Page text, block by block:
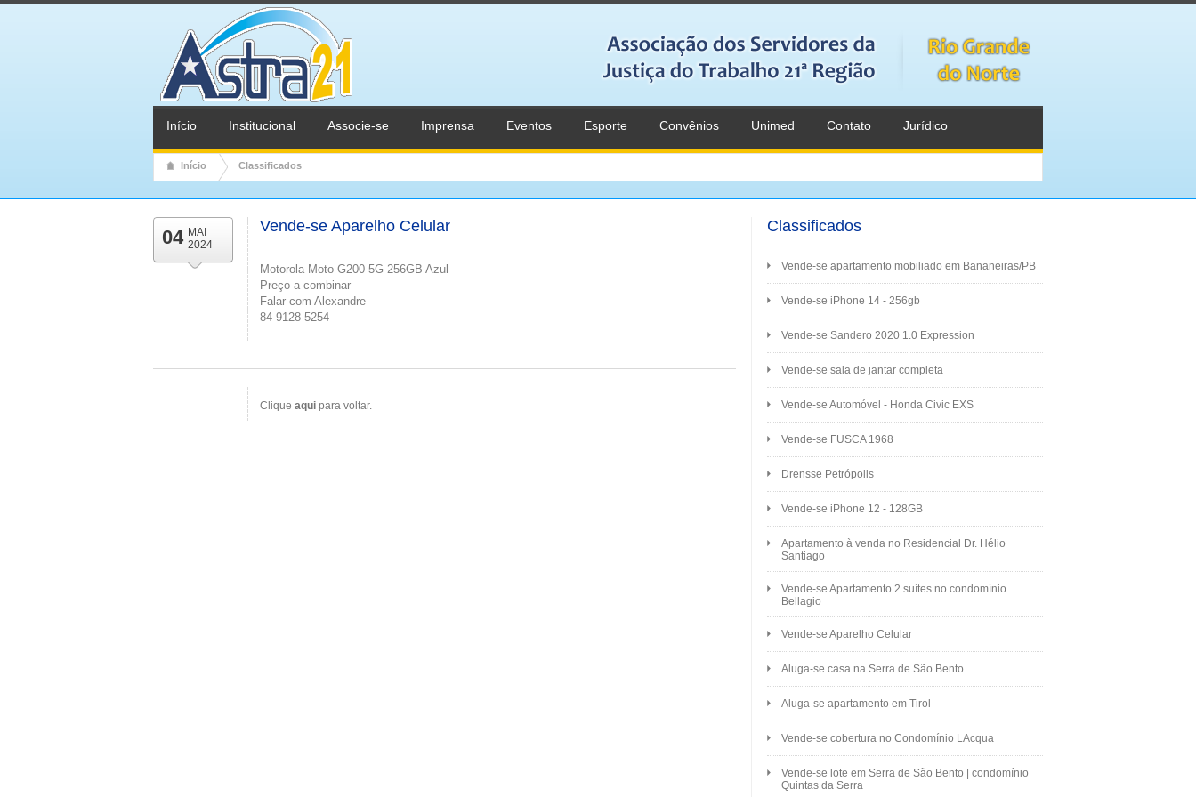
Início Institucional Associe-se Imprensa Eventos Esporte Convênios Unimed Contato Jurídico
Início Classificados
04 MAI
2024
Vende-se Aparelho Celular
Motorola Moto G200 5G 256GB Azul
Preço a combinar
Falar com Alexandre
84 9128-5254
Clique aqui para voltar.
Classificados
Vende-se apartamento mobiliado em Bananeiras/PB
Vende-se iPhone 14 - 256gb
Vende-se Sandero 2020 1.0 Expression
Vende-se sala de jantar completa
Vende-se Automóvel - Honda Civic EXS
Vende-se FUSCA 1968
Drensse Petrópolis
Vende-se iPhone 12 - 128GB
Apartamento à venda no Residencial Dr. Hélio
Santiago
Vende-se Apartamento 2 suítes no condomínio
Bellagio
Vende-se Aparelho Celular
Aluga-se casa na Serra de São Bento
Aluga-se apartamento em Tirol
Vende-se cobertura no Condomínio LAcqua
Vende-se lote em Serra de São Bento | condomínio
Quintas da Serra